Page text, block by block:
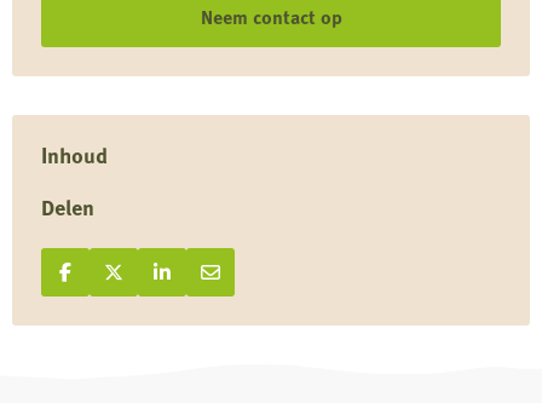
Neem contact op
Inhoud
Delen
Deel op Facebook
Deel
op
Deel op X
Deel
op
Deel op LinkedIn
Deel
op
Deel via e-mail
Deel
via